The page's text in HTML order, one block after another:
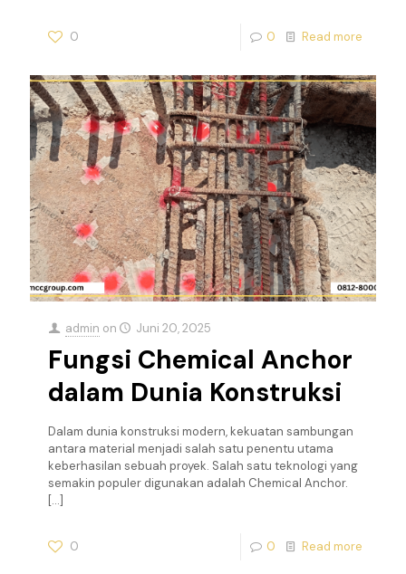
0 0 Read more
admin on Juni 20, 2025
Fungsi Chemical Anchor
dalam Dunia Konstruksi
Dalam dunia konstruksi modern, kekuatan sambungan
antara material menjadi salah satu penentu utama
keberhasilan sebuah proyek. Salah satu teknologi yang
semakin populer digunakan adalah Chemical Anchor.
[…]
0 0 Read more